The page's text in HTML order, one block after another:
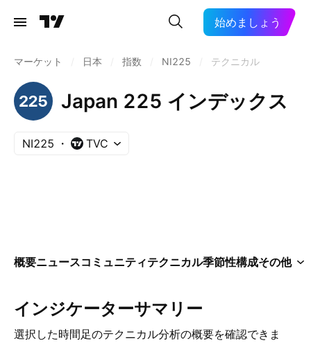
始めましょう
マーケット 日本 指数 NI225 テクニカル
Japan 225 インデックス
NI225 TVC
概要ニュースコミュニティテクニカル季節性構成その他
インジケーターサマリー
選択した時間足のテクニカル分析の概要を確認できま